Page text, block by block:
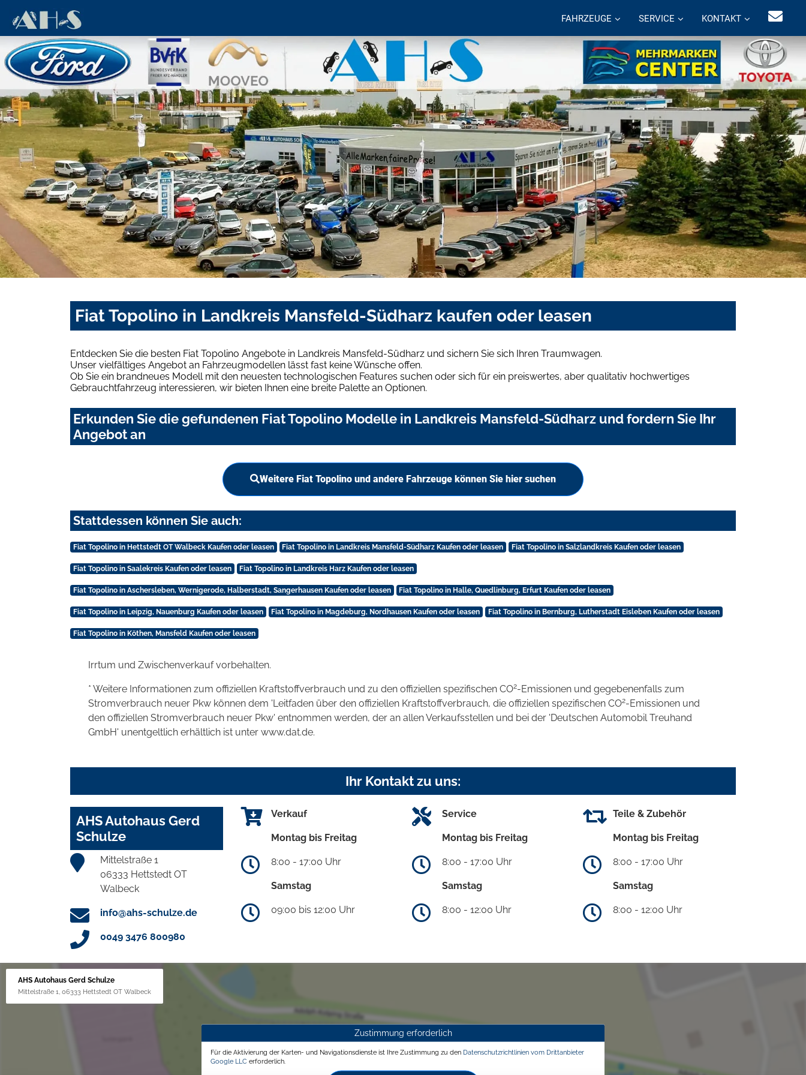
FAHRZEUGE SERVICE KONTAKT
Fiat Topolino in Landkreis Mansfeld-Südharz kaufen oder leasen
Entdecken Sie die besten Fiat Topolino Angebote in Landkreis Mansfeld-Südharz und sichern Sie sich Ihren Traumwagen.
Unser vielfältiges Angebot an Fahrzeugmodellen lässt fast keine Wünsche offen.
Ob Sie ein brandneues Modell mit den neuesten technologischen Features suchen oder sich für ein preiswertes, aber qualitativ hochwertiges
Gebrauchtfahrzeug interessieren, wir bieten Ihnen eine breite Palette an Optionen.
Erkunden Sie die gefundenen Fiat Topolino Modelle in Landkreis Mansfeld-Südharz und fordern Sie Ihr
Angebot an
Weitere Fiat Topolino und andere Fahrzeuge können Sie hier suchen
Stattdessen können Sie auch:
Fiat Topolino in Hettstedt OT Walbeck Kaufen oder leasen Fiat Topolino in Landkreis Mansfeld-Südharz Kaufen oder leasen Fiat Topolino in Salzlandkreis Kaufen oder leasen
Fiat Topolino in Saalekreis Kaufen oder leasen Fiat Topolino in Landkreis Harz Kaufen oder leasen
Fiat Topolino in Aschersleben, Wernigerode, Halberstadt, Sangerhausen Kaufen oder leasen Fiat Topolino in Halle, Quedlinburg, Erfurt Kaufen oder leasen
Fiat Topolino in Leipzig, Nauenburg Kaufen oder leasen Fiat Topolino in Magdeburg, Nordhausen Kaufen oder leasen Fiat Topolino in Bernburg, Lutherstadt Eisleben Kaufen oder leasen
Fiat Topolino in Köthen, Mansfeld Kaufen oder leasen
Irrtum und Zwischenverkauf vorbehalten.
* Weitere Informationen zum offiziellen Kraftstoffverbrauch und zu den offiziellen spezifischen CO2-Emissionen und gegebenenfalls zum
Stromverbrauch neuer Pkw können dem 'Leitfaden über den offiziellen Kraftstoffverbrauch, die offiziellen spezifischen CO2-Emissionen und
den offiziellen Stromverbrauch neuer Pkw' entnommen werden, der an allen Verkaufsstellen und bei der 'Deutschen Automobil Treuhand
GmbH' unentgeltlich erhältlich ist unter www.dat.de.
Ihr Kontakt zu uns:
AHS Autohaus Gerd
Schulze
Mittelstraße 1
06333 Hettstedt OT
Walbeck
info@ahs-schulze.de
0049 3476 800980
Verkauf
Montag bis Freitag
8:00 - 17:00 Uhr
Samstag
09:00 bis 12:00 Uhr
Service
Montag bis Freitag
8:00 - 17:00 Uhr
Samstag
8:00 - 12:00 Uhr
Teile & Zubehör
Montag bis Freitag
8:00 - 17:00 Uhr
Samstag
8:00 - 12:00 Uhr
AHS Autohaus Gerd Schulze
Mittelstraße 1, 06333 Hettstedt OT Walbeck
Zustimmung erforderlich
Für die Aktivierung der Karten- und Navigationsdienste ist Ihre Zustimmung zu den Datenschutzrichtlinien vom Drittanbieter
Google LLC erforderlich.